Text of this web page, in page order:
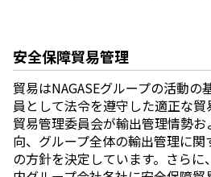
安全保障貿易管理
貿易はNAGASEグループの活動の
員として法令を遵守した適正な
貿易管理委員会が輸出管理情勢
向、グループ全体の輸出管理に
の方針を決定しています。さら